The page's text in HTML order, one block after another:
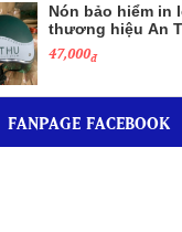
ba lô anh văn 2
49,000
áo mưa bộ áo mưa
quảng cáo giá rẻ
FANPAGE FACEBOOK